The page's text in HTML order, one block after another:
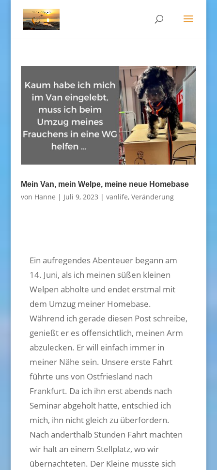
Mein Van, mein Welpe, meine neue Homebase
von Hanne | Juli 9, 2023 | vanlife, Veränderung
Ein aufregendes Abenteuer begann am
14. Juni, als ich meinen süßen kleinen
Welpen abholte und endet erstmal mit
dem Umzug meiner Homebase.
Während ich gerade diesen Post schreibe,
genießt er es offensichtlich, meinen Arm
abzulecken. Er will einfach immer in
meiner Nähe sein. Unsere erste Fahrt
führte uns von Ostfriesland nach
Frankfurt. Da ich ihn erst abends nach
Seminar abgeholt hatte, entschied ich
mich, ihn nicht gleich zu überfordern.
Nach anderthalb Stunden Fahrt machten
wir halt an einem Stellplatz, wo wir
übernachteten. Der Kleine musste sich